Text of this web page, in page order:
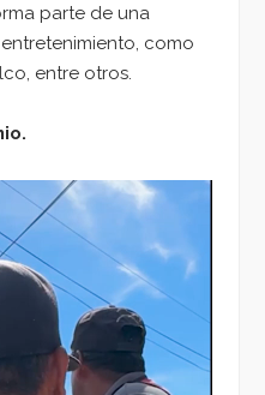
parte de una
como
entre otros.